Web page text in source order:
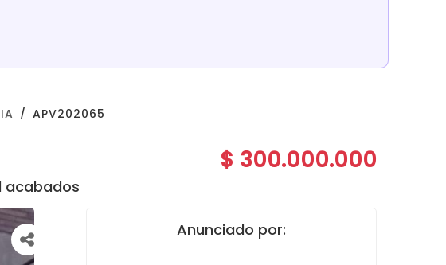
APV202065
acabados
$ 300.000.000
Anunciado por: